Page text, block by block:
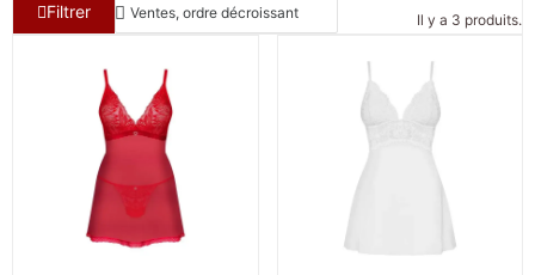
Il y a 3 produits.
Filtrer